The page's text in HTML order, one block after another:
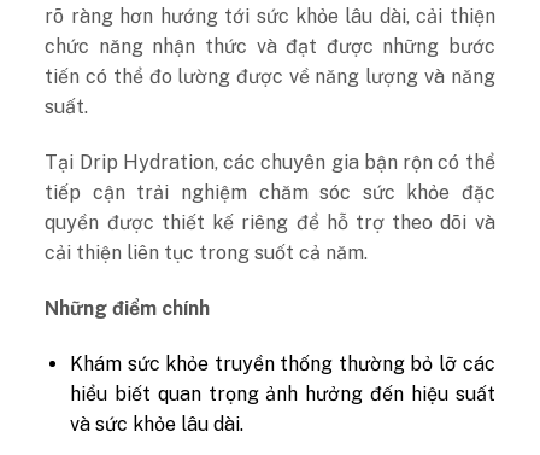
rõ ràng hơn hướng tới sức khỏe lâu dài, cải thiện
chức năng nhận thức và đạt được những bước
tiến có thể đo lường được về năng lượng và năng
suất.
Tại Drip Hydration, các chuyên gia bận rộn có thể
tiếp cận trải nghiệm chăm sóc sức khỏe đặc
quyền được thiết kế riêng để hỗ trợ theo dõi và
cải thiện liên tục trong suốt cả năm.
Những điểm chính
Khám sức khỏe truyền thống thường bỏ lỡ các
hiểu biết quan trọng ảnh hưởng đến hiệu suất
và sức khỏe lâu dài.